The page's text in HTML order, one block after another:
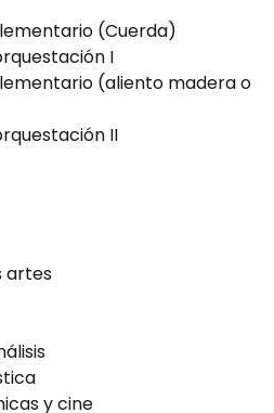
(Cuerda)
I
(aliento madera o
II
artes
y cine